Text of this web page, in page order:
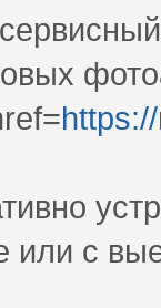
или с